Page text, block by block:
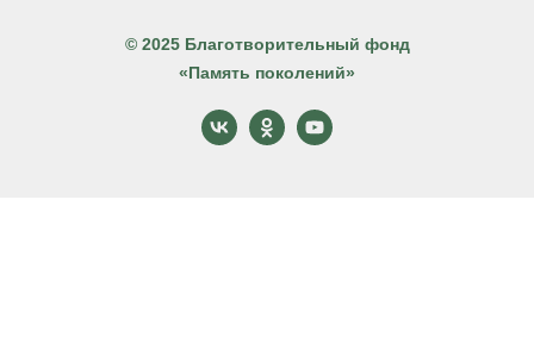
© 2025 Благотворительный фонд
«Память поколений»